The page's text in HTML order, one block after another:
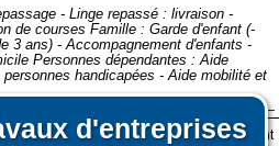
d'entreprises
- Linge repassé : livraison -
de courses Famille : Garde d'enfant (-
3 ans) - Accompagnement d'enfants -
Personnes dépendantes : Aide
handicapées - Aide mobilité et
fichiers informatiques nommés cookies sont